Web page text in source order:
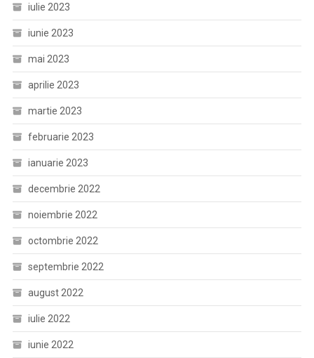
iulie 2023
iunie 2023
mai 2023
aprilie 2023
martie 2023
februarie 2023
ianuarie 2023
decembrie 2022
noiembrie 2022
octombrie 2022
septembrie 2022
august 2022
iulie 2022
iunie 2022